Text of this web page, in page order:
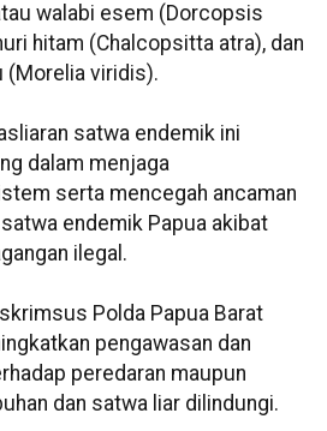
walabi esem (Dorcopsis
hitam (Chalcopsitta atra), dan
(Morelia viridis).
satwa endemik ini
dalam menjaga
serta mencegah ancaman
endemik Papua akibat
ilegal.
Polda Papua Barat
pengawasan dan
peredaran maupun
dan satwa liar dilindungi.